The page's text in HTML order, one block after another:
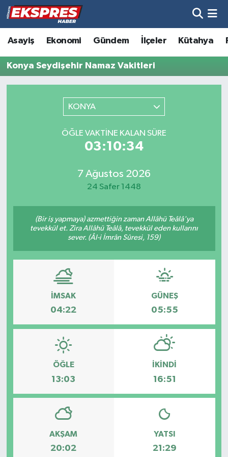
Asayiş Ekonomi Gündem İlçeler Kütahya
Konya Seydişehir Namaz Vakitleri
KONYA
ÖĞLE VAKTINE KALAN SÜRE
03:10:34
7 Ağustos 2026
24 Safer 1448
(Bir iş yapmaya) azmettiğin zaman Allâhü Teâlâ'ya
tevekkül et. Zira Allâhü Teâlâ, tevekkül eden kullarını
sever. (Âl-i İmrân Sûresi, 159)
İMSAK
04:22
GÜNEŞ
05:55
ÖĞLE
13:03
İKINDI
16:51
AKŞAM
20:02
YATSI
21:29
Altıntaş
Asayiş
Biyografiler
Çavdarhisar
Dumlupınar
Ekonomi
Emet
Foto Galeri
Gediz
Hava Durumu
Trafik Durumu
Tüm Manşetler
Son Dakika Haberleri